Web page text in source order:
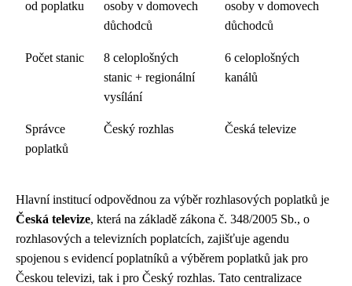
od poplatku
osoby v domovech
důchodců
osoby v domovech
důchodců
Počet stanic
8 celoplošných
stanic + regionální
vysílání
6 celoplošných
kanálů
Správce
poplatků
Český rozhlas Česká televize
Hlavní institucí odpovědnou za výběr rozhlasových poplatků je
Česká televize, která na základě zákona č. 348/2005 Sb., o
rozhlasových a televizních poplatcích, zajišťuje agendu
spojenou s evidencí poplatníků a výběrem poplatků jak pro
Českou televizi, tak i pro Český rozhlas. Tato centralizace